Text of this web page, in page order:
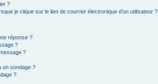
?
je clique sur le lien de courrier électronique d’un utilisateur ?
réponse ?
?
?
un sondage ?
?